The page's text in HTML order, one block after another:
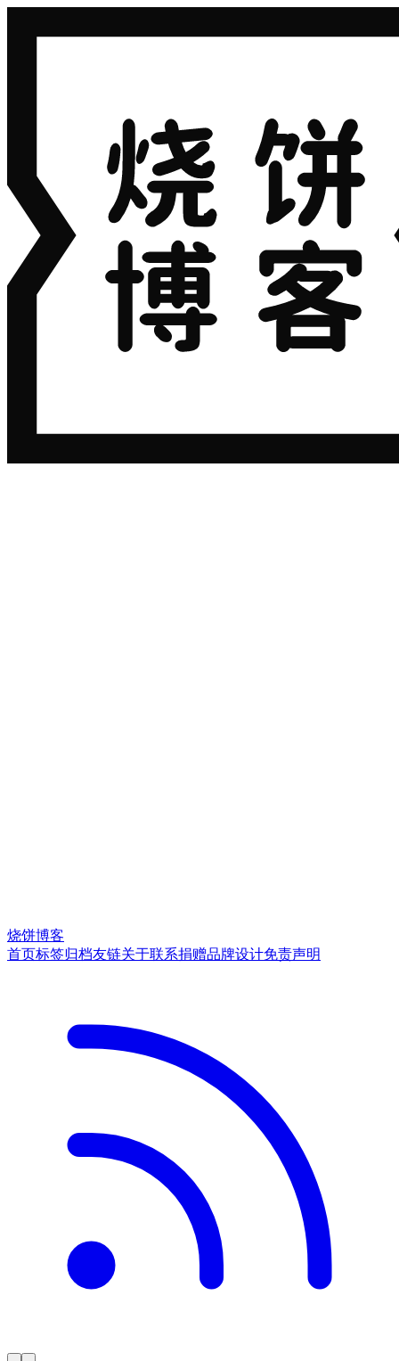
烧饼博客
首页标签归档友链关于联系捐赠品牌设计免责声明